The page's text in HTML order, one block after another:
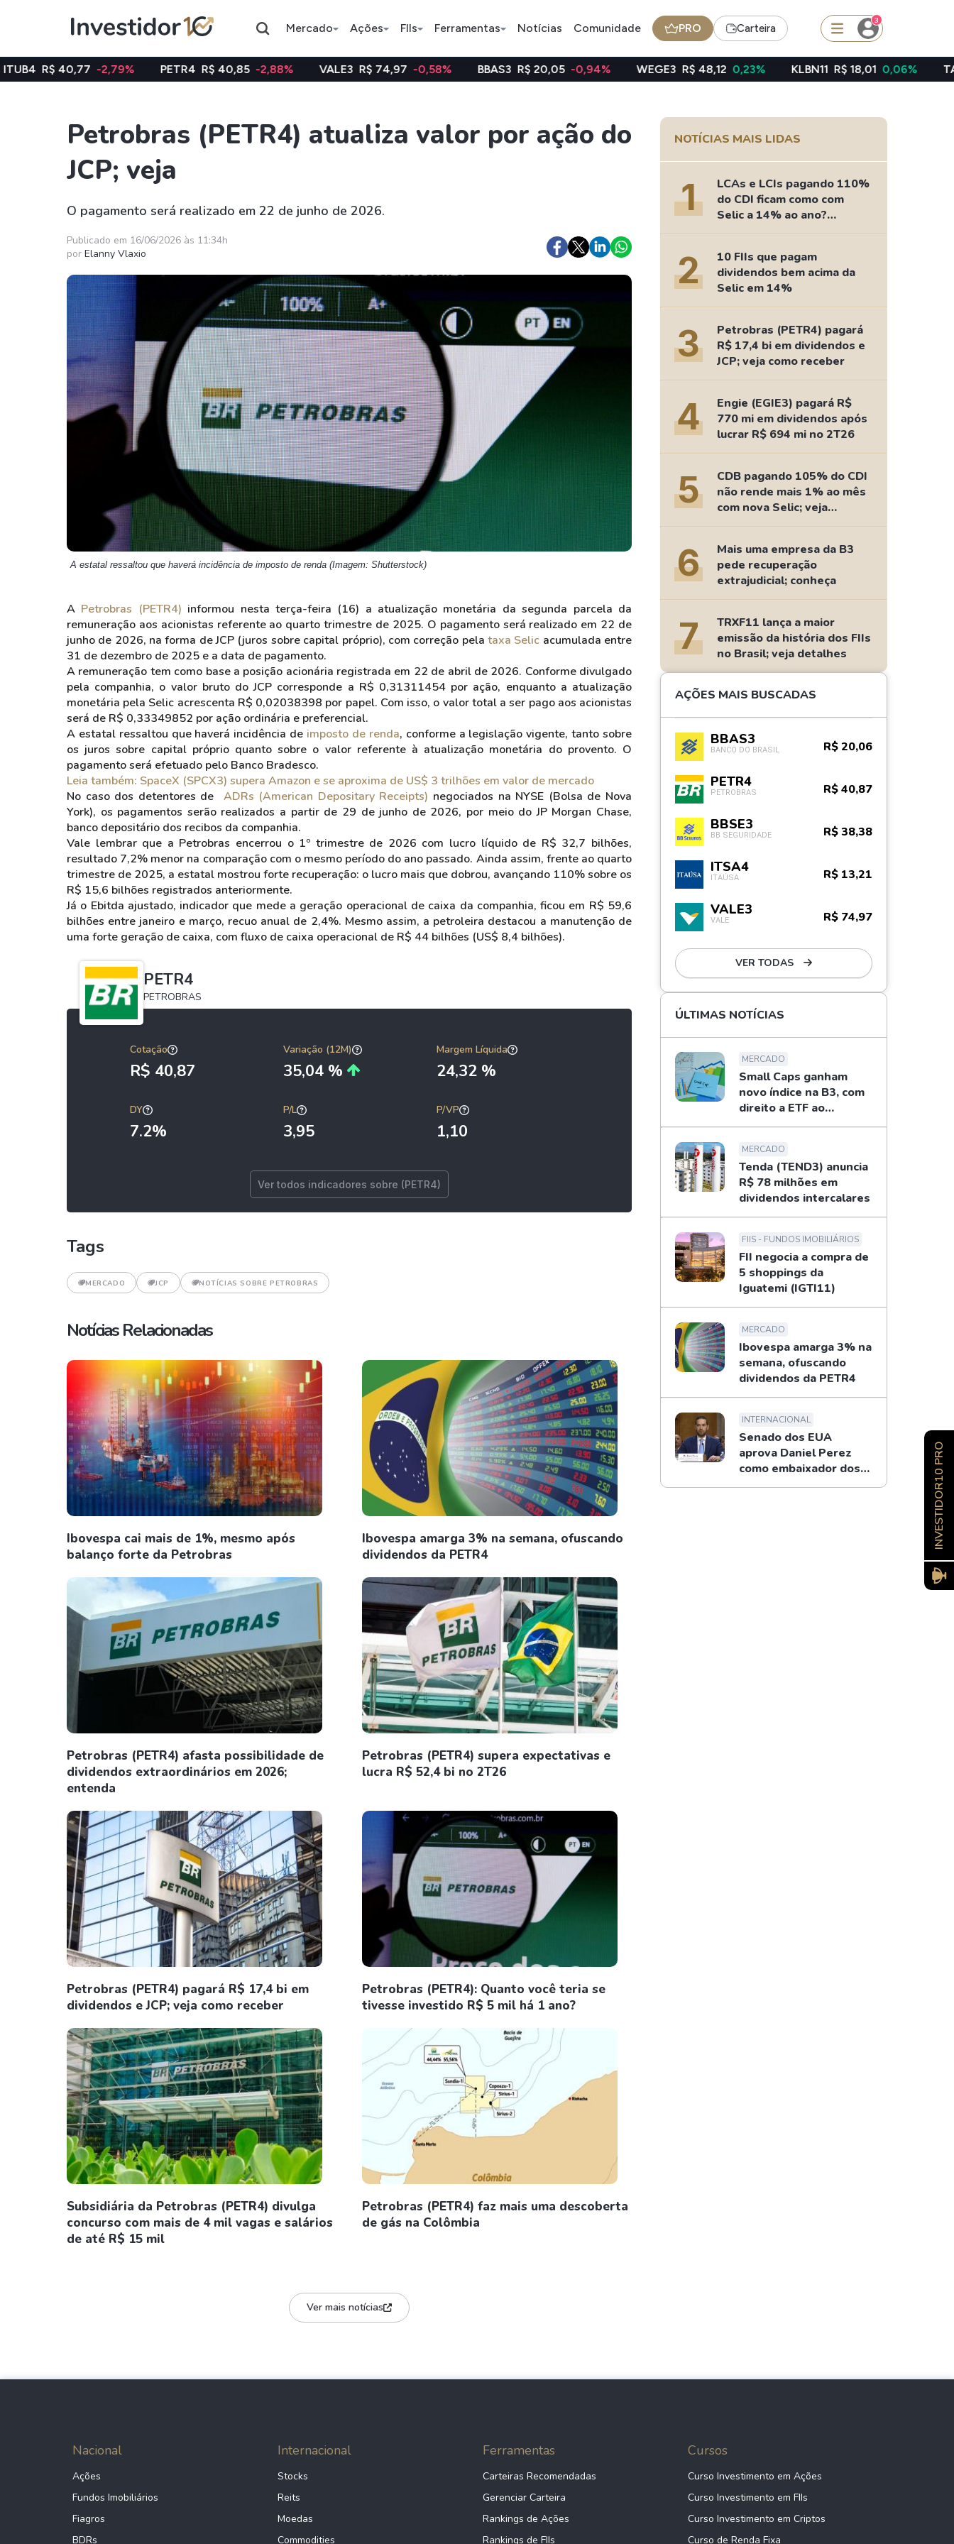
Mercado Ações FIIs Ferramentas Notícias Comunidade PRO Carteira
3
Assuntos do momento
Índice
Ibovespa Dividendos
Taesa
Itausa
Ambev
Weg
Klabin
Petrobrás
Ver todos
RECR11
HGLG11
XPLG11
KNRI11
KNCR11
Ver todos
IVVB11
SMAL11
HASH11
GOLD11
XINA11
Ver todos
Apple
Google
Meta
Criptomoedas
Bitcoin
Ethereum
Ideias
Agenda de Dividendos
Radar do Dividendo Inteligente
As Ações Mais Buscadas
Guia do Iniciante
-2,79% PETR4 R$ 40,85 -2,88% VALE3 R$ 74,97 -0,58% BBAS3 R$ 20,05 -0,94% WEGE3 R$ 48,12 0,23% KLBN11 R$ 18,01 0,06% TAEE11 R$
Petrobras (PETR4) atualiza valor por ação do
JCP; veja
O pagamento será realizado em 22 de junho de 2026.
Publicado em 16/06/2026 às 11:34h
por Elanny Vlaxio
A estatal ressaltou que haverá incidência de imposto de renda (Imagem: Shutterstock)
A Petrobras (PETR4) informou nesta terça-feira (16) a atualização monetária da segunda parcela da
remuneração aos acionistas referente ao quarto trimestre de 2025. O pagamento será realizado em 22 de
junho de 2026, na forma de JCP (juros sobre capital próprio), com correção pela taxa Selic acumulada entre
31 de dezembro de 2025 e a data de pagamento.
A remuneração tem como base a posição acionária registrada em 22 de abril de 2026. Conforme divulgado
pela companhia, o valor bruto do JCP corresponde a R$ 0,31311454 por ação, enquanto a atualização
monetária pela Selic acrescenta R$ 0,02038398 por papel. Com isso, o valor total a ser pago aos acionistas
será de R$ 0,33349852 por ação ordinária e preferencial.
A estatal ressaltou que haverá incidência de imposto de renda, conforme a legislação vigente, tanto sobre
os juros sobre capital próprio quanto sobre o valor referente à atualização monetária do provento. O
pagamento será efetuado pelo Banco Bradesco.
Leia também: SpaceX (SPCX3) supera Amazon e se aproxima de US$ 3 trilhões em valor de mercado
No caso dos detentores de ADRs (American Depositary Receipts) negociados na NYSE (Bolsa de Nova
York), os pagamentos serão realizados a partir de 29 de junho de 2026, por meio do JP Morgan Chase,
banco depositário dos recibos da companhia.
Vale lembrar que a Petrobras encerrou o 1º trimestre de 2026 com lucro líquido de R$ 32,7 bilhões,
resultado 7,2% menor na comparação com o mesmo período do ano passado. Ainda assim, frente ao quarto
trimestre de 2025, a estatal mostrou forte recuperação: o lucro mais que dobrou, avançando 110% sobre os
R$ 15,6 bilhões registrados anteriormente.
Já o Ebitda ajustado, indicador que mede a geração operacional de caixa da companhia, ficou em R$ 59,6
bilhões entre janeiro e março, recuo anual de 2,4%. Mesmo assim, a petroleira destacou a manutenção de
uma forte geração de caixa, com fluxo de caixa operacional de R$ 44 bilhões (US$ 8,4 bilhões).
PETR4
PETROBRAS
Cotação
R$ 40,87
Variação (12M)
35,04 %
Margem Líquida
24,32 %
DY
7.2%
P/L
3,95
P/VP
1,10
Ver todos indicadores sobre (PETR4)
Tags
MERCADO JCP NOTÍCIAS SOBRE PETROBRAS
Notícias Relacionadas
Ibovespa cai mais de 1%, mesmo após
balanço forte da Petrobras
Ibovespa amarga 3% na semana, ofuscando
dividendos da PETR4
Petrobras (PETR4) afasta possibilidade de
dividendos extraordinários em 2026;
entenda
Petrobras (PETR4) supera expectativas e
lucra R$ 52,4 bi no 2T26
Petrobras (PETR4) pagará R$ 17,4 bi em
dividendos e JCP; veja como receber
Petrobras (PETR4): Quanto você teria se
tivesse investido R$ 5 mil há 1 ano?
Subsidiária da Petrobras (PETR4) divulga
concurso com mais de 4 mil vagas e salários
de até R$ 15 mil
Petrobras (PETR4) faz mais uma descoberta
de gás na Colômbia
Ver mais notícias
NOTÍCIAS MAIS LIDAS
1
LCAs e LCIs pagando 110%
do CDI ficam como com
Selic a 14% ao ano?
Fizemos as contas
2
10 FIIs que pagam
dividendos bem acima da
Selic em 14%
3
Petrobras (PETR4) pagará
R$ 17,4 bi em dividendos e
JCP; veja como receber
4
Engie (EGIE3) pagará R$
770 mi em dividendos após
lucrar R$ 694 mi no 2T26
5
CDB pagando 105% do CDI
não rende mais 1% ao mês
com nova Selic; veja
retorno
6
Mais uma empresa da B3
pede recuperação
extrajudicial; conheça
7
TRXF11 lança a maior
emissão da história dos FIIs
no Brasil; veja detalhes
AÇÕES MAIS BUSCADAS
BBAS3
BANCO DO BRASIL R$ 20,06
PETR4
PETROBRAS R$ 40,87
BBSE3
BB SEGURIDADE R$ 38,38
ITSA4
ITAÚSA R$ 13,21
VALE3
VALE R$ 74,97
VER TODAS
ÚLTIMAS NOTÍCIAS
MERCADO
Small Caps ganham
novo índice na B3, com
direito a ETF ao
investidor
MERCADO
Tenda (TEND3) anuncia
R$ 78 milhões em
dividendos intercalares
FIIS - FUNDOS IMOBILIÁRIOS
FII negocia a compra de
5 shoppings da
Iguatemi (IGTI11)
MERCADO
Ibovespa amarga 3% na
semana, ofuscando
dividendos da PETR4
INTERNACIONAL
Senado dos EUA
aprova Daniel Perez
como embaixador dos
EUA no Brasil
Nacional
Ações
Fundos Imobiliários
Fiagros
BDRs
Internacional
Stocks
Reits
Moedas
Commodities
Ferramentas
Carteiras Recomendadas
Gerenciar Carteira
Rankings de Ações
Rankings de FIIs
Cursos
Curso Investimento em Ações
Curso Investimento em FIIs
Curso Investimento em Criptos
Curso de Renda Fixa
INVESTIDOR10 PRO